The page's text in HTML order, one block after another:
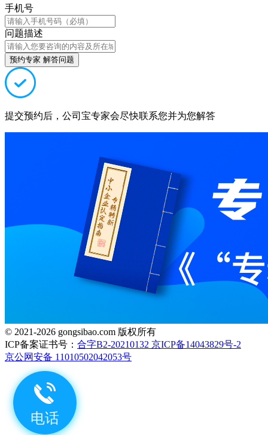
手机号
问题描述
预约专家 解答问题
提交预约后，公司宝专家会尽快联系您并为您解答
© 2021-2026 gongsibao.com 版权所有
ICP备案证书号： 合字B2-20210132 京ICP备14043829号-2
京公网安备 11010502042053号